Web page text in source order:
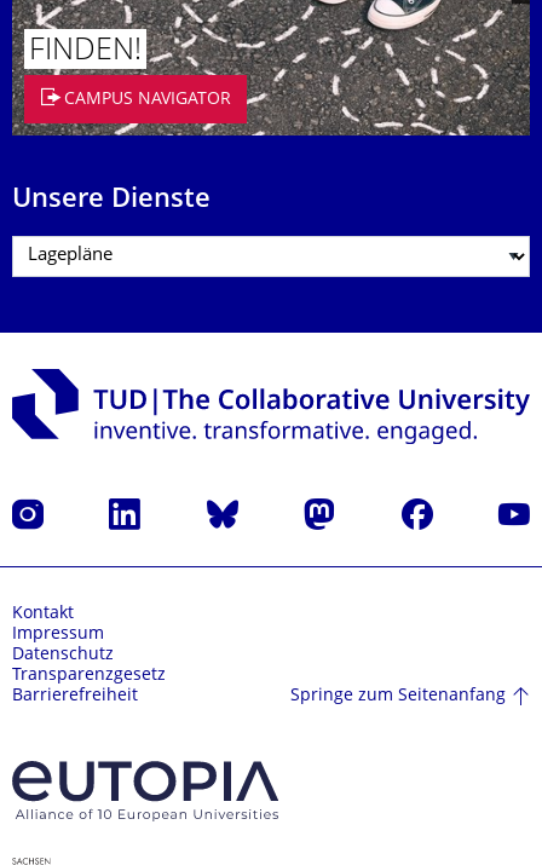
FINDEN!
CAMPUS NAVIGATOR
Unsere Dienste
Instagram LinkedIn Bluesky Mastodon Facebook
Kontakt
Impressum
Datenschutz
Transparenzgesetz
Barrierefreiheit
Springe zum Seitenanfang